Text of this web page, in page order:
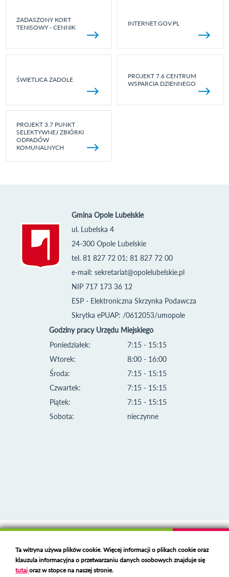
ZADASZONY KORT
TENISOWY - CENNIK
INTERNET.GOV.PL
ŚWIETLICA ZADOLE
PROJEKT 7.6 CENTRUM
WSPARCIA DZIENNEGO
PROJEKT 3.7 PUNKT
SELEKTYWNEJ ZBIÓRKI
ODPADÓW
KOMUNALNYCH
Gmina Opole Lubelskie
ul. Lubelska 4
24-300 Opole Lubelskie
tel. 81 827 72 01; 81 827 72 00
e-mail: sekretariat@opolelubelskie.pl
NIP 717 173 36 12
ESP - Elektroniczna Skrzynka Podawcza
Skrytka ePUAP: /0612053/umopole
Godziny pracy Urzędu Miejskiego
Poniedziałek:
Wtorek:
Środa:
Czwartek:
Piątek:
Sobota:
7:15 - 15:15
8:00 - 16:00
7:15 - 15:15
7:15 - 15:15
7:15 - 15:15
nieczynne
Deklaracja dostępności
Polski serwer RBLhttps://polspam.pl/
Ta witryna używa plików cookie. Więcej informacji o plikach cookie oraz
klauzula informacyjna o przetwarzaniu danych osobowych znajduje się
tutajoraz w stopce na naszej stronie.